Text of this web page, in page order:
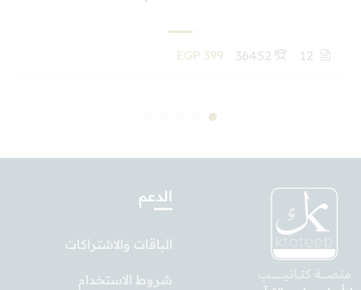
12
36452
EGP 399
الدعم
الباقات والاشتراكات
شروط الاستخدام